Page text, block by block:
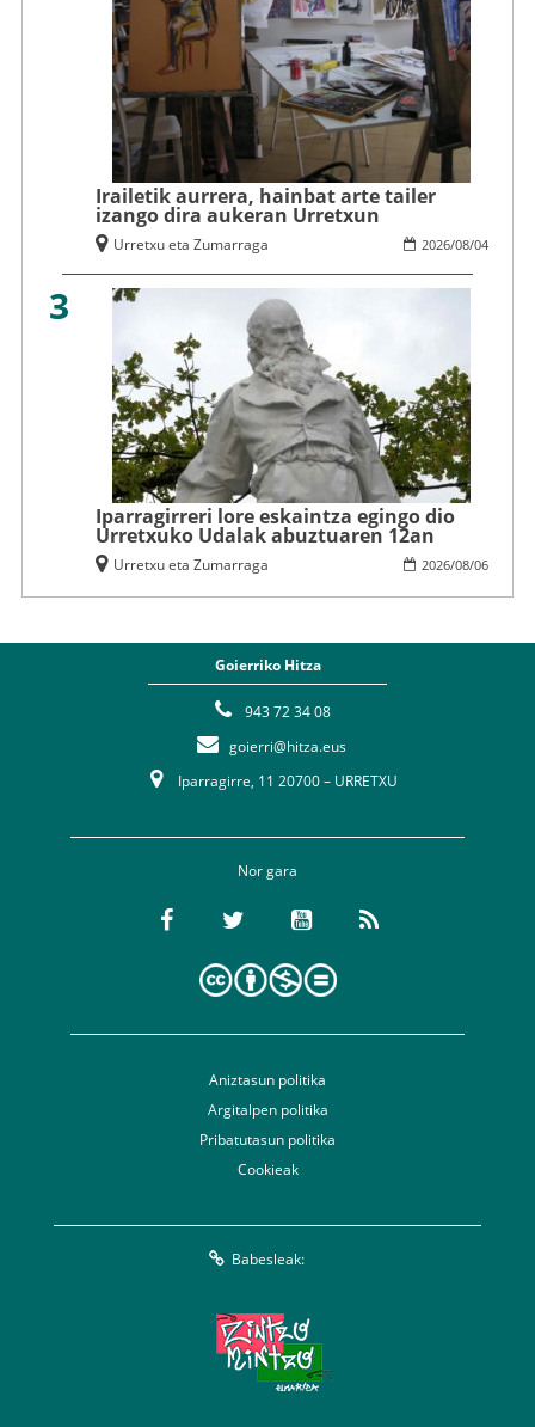
Irailetik aurrera, hainbat arte tailer
izango dira aukeran Urretxun
2026/08/04
Urretxu eta Zumarraga
3
Iparragirreri lore eskaintza egingo dio
Urretxuko Udalak abuztuaren 12an
2026/08/06
Urretxu eta Zumarraga
Goierriko Hitza
943 72 34 08
goierri@hitza.eus
Iparragirre, 11 20700 – URRETXU
Nor gara
Aniztasun politika
Argitalpen politika
Pribatutasun politika
Cookieak
Babesleak: